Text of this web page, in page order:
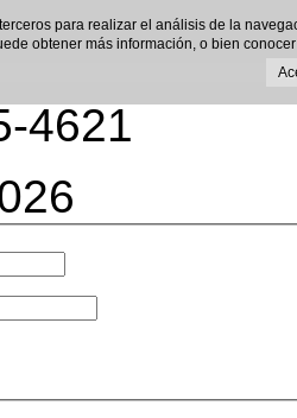
4621
para realizar el análisis de la
obtener más información, o bien